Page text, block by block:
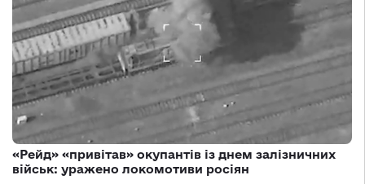
«Рейд» «привітав» окупантів із днем залізничних
військ: уражено локомотиви росіян